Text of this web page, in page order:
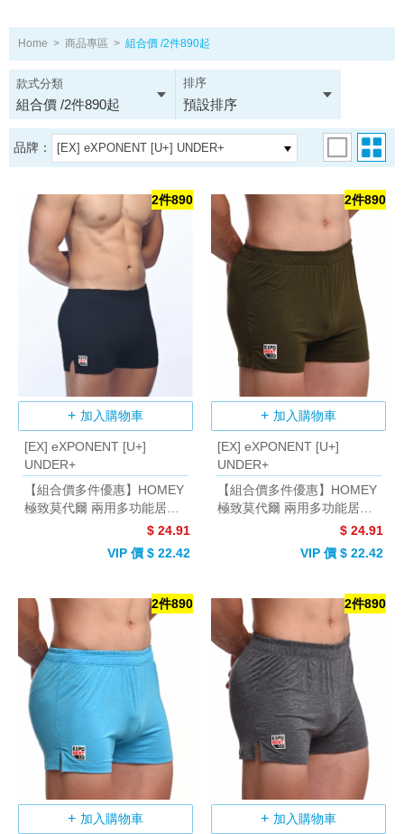
Home > 商品專區 > 組合價 /2件890起
款式分類
組合價 /2件890起
排序
預設排序
品牌： [EX] eXPONENT [U+] UNDER+
加入購物車
[EX] eXPONENT [U+]
UNDER+
【組合價多件優惠】HOMEY
極致莫代爾 兩用多功能居家
$ 24.91
VIP 價 $ 22.42
2件890
加入購物車
[EX] eXPONENT [U+]
UNDER+
【組合價多件優惠】HOMEY
極致莫代爾 兩用多功能居家
$ 24.91
VIP 價 $ 22.42
2件890
加入購物車
2件890
加入購物車
2件890